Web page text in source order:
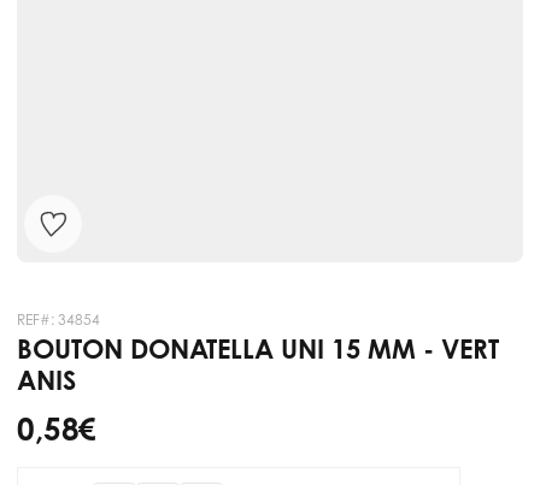
REF#: 34854
BOUTON DONATELLA UNI 15 MM - VERT
ANIS
0,58 €